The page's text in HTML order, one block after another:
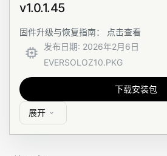
v1.0.1.45
固件升级与恢复指南： 点击查看
发布日期: 2026年2月6日
EVERSOLOZ10.PKG
下载安装包
展开